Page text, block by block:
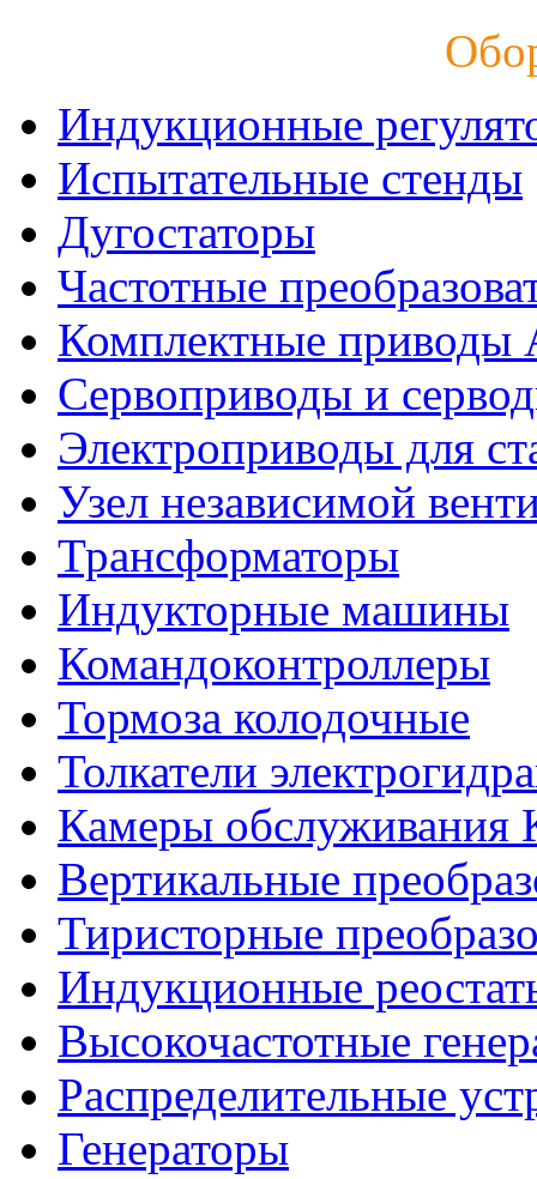
Индукционные
Испытательные стенды
Дугостаторы
Частотные
Комплектные
Сервоприводы и
Электроприводы для
Узел независимой
Трансформаторы
Индукторные машины
Командоконтроллеры
Тормоза колодочные
Толкатели
Камеры
Вертикальные
Тиристорные
Индукционные
Высокочастотные
Распределительные
Генераторы